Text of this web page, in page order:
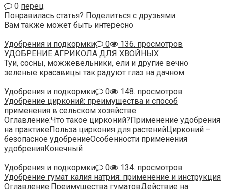
0 перец
Понравилась статья? Поделиться с друзьями:
Вам также может быть интересно
Удобрения и подкормки
0
136. просмотров
УДОБРЕНИЕ АГРИКОЛА ДЛЯ ХВОЙНЫХ
Туи, сосны, можжевельники, ели и другие вечно
зеленые красавицы так радуют глаз на дачном
Удобрения и подкормки
0
148. просмотров
Удобрение цирконий: преимущества и способ
применения в сельском хозяйстве
Оглавление:Что такое цирконий?Применение удобрения
на практикеПольза циркония для растенийЦирконий –
безопасное удобрениеОсобенности применения
удобренияКонечный
Удобрения и подкормки
0
134. просмотров
Удобрение гумат калия натрия: применение и инструкция
Оглавление:Преимущества гуматовДействие на